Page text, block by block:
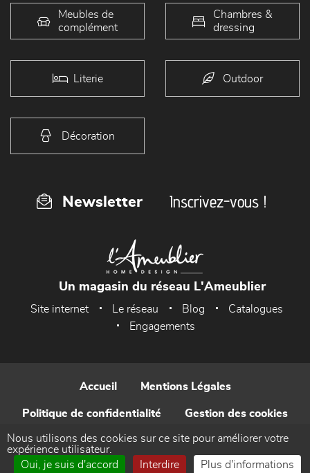
Meubles de
complément
Chambres &
dressing
Literie Outdoor
Décoration
Newsletter Inscrivez-vous !
Un magasin du réseau L'Ameublier
Site internet Le réseau Blog
Catalogues
Engagements
Accueil Mentions Légales
Politique de confidentialité Gestion des cookies
Contact
Nous utilisons des cookies sur ce site pour améliorer votre
expérience utilisateur.
Oui, je suis d'accord
Interdire Plus d'informations